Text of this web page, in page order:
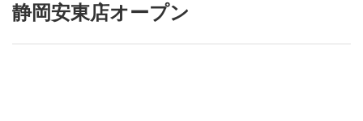
静岡安東店オープン